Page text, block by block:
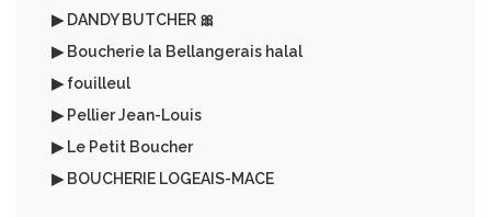
▶ DANDY BUTCHER 🎀
▶ Boucherie la Bellangerais halal
▶ fouilleul
▶ Pellier Jean-Louis
▶ Le Petit Boucher
▶ BOUCHERIE LOGEAIS-MACE